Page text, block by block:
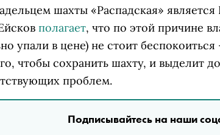
шахты «Распадская»
полагает, что по этой причине
упали в цене) не стоит
чтобы сохранить шахту, и выделит
проблем.
Подписывайтесь на наши